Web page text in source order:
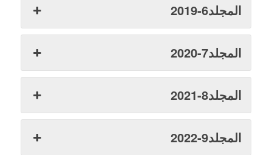
المجلد6-2019
المجلد7-2020
المجلد8-2021
المجلد9-2022